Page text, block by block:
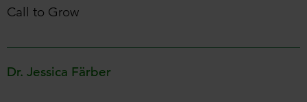
Call to Grow
Dr. Jessica Färber